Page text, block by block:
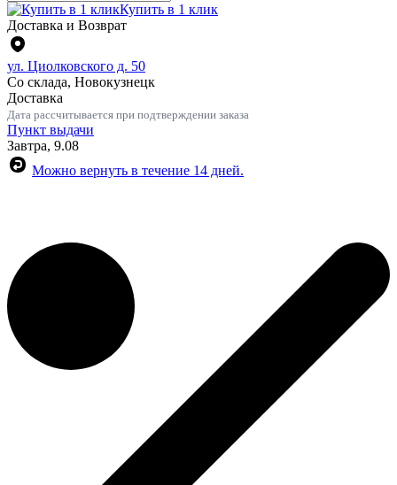
Купить в 1 клик
Доставка и Возврат
ул. Циолковского д. 50
Со склада, Новокузнецк
Доставка
Дата рассчитывается при подтверждении заказа
Пункт выдачи
Завтра, 9.08
Можно вернуть в течение 14 дней.